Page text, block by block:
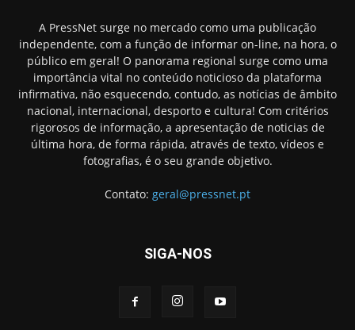
A PressNet surge no mercado como uma publicação
independente, com a função de informar on-line, na hora, o
público em geral! O panorama regional surge como uma
importância vital no conteúdo noticioso da plataforma
infirmativa, não esquecendo, contudo, as notícias de âmbito
nacional, internacional, desporto e cultura! Com critérios
rigorosos de informação, a apresentação de noticias de
última hora, de forma rápida, através de texto, vídeos e
fotografias, é o seu grande objetivo.
Contato: geral@pressnet.pt
SIGA-NOS